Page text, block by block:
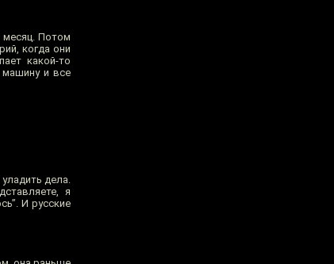
месяц. Потом
когда они
какой-то
машину и все
дела.
я
И русские